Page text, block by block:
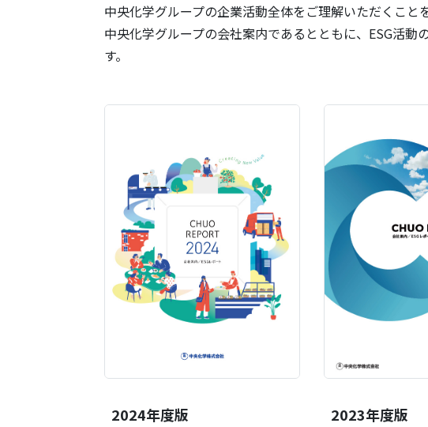
中央化学グループの企業活動全体をご理解いただくこと
中央化学グループの会社案内であるとともに、ESG活
す。
2024年度版 2023年度版